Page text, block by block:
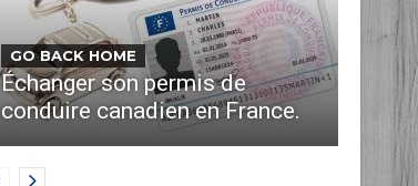
GO BACK HOME
Échanger son permis de
conduire canadien en France.